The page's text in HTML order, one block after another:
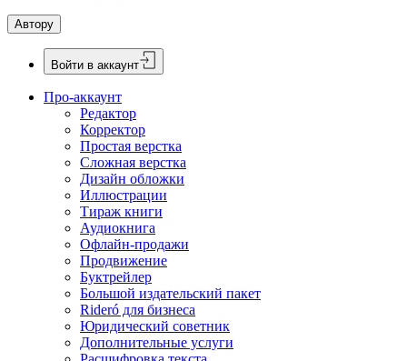
Автору
Войти в аккаунт
Про-аккаунт
Редактор
Корректор
Простая верстка
Сложная верстка
Дизайн обложки
Иллюстрации
Тираж книги
Аудиокнига
Офлайн-продажи
Продвижение
Буктрейлер
Большой издательский пакет
Rideró для бизнеса
Юридический советник
Дополнительные услуги